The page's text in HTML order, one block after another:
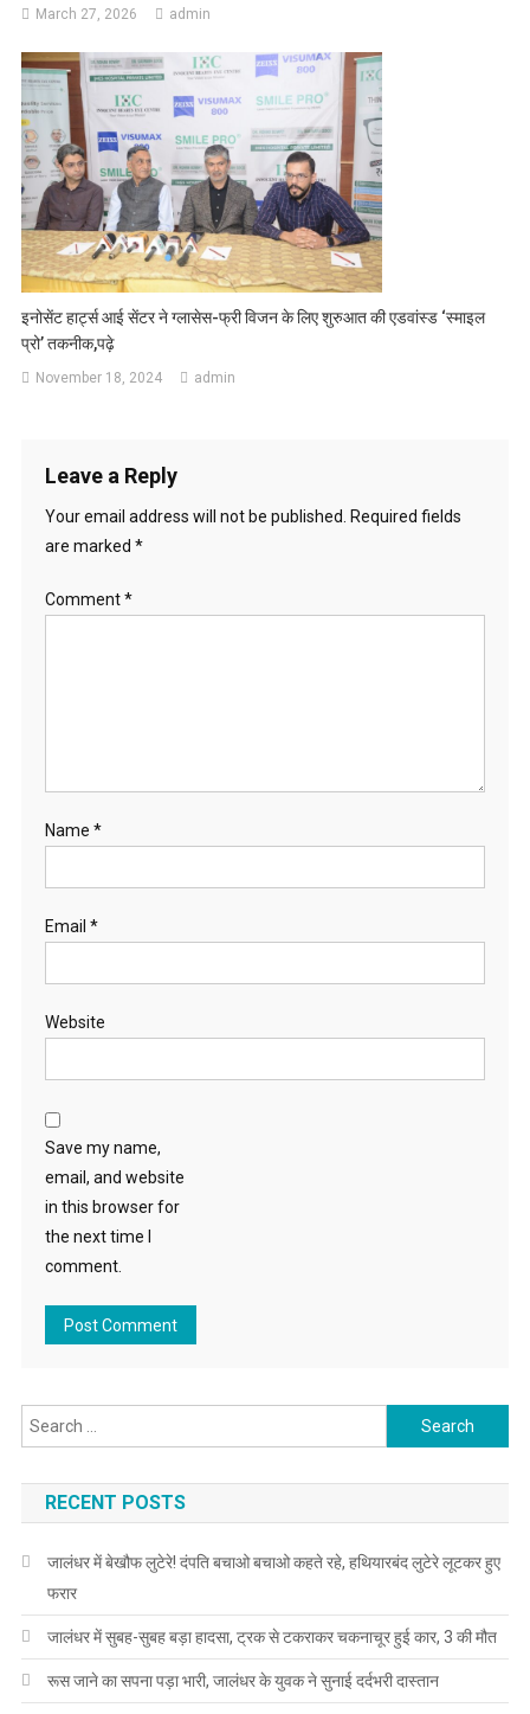
March 27, 2026 admin
इनोसेंट हार्ट्स आई सेंटर ने ग्लासेस-फ्री विजन के लिए शुरुआत की एडवांस्ड ‘स्माइल
प्रो’ तकनीक,पढ़े
November 18, 2024 admin
Leave a Reply
Your email address will not be published. Required fields
are marked *
Comment*
Name *
Email *
Website
Save my name,
email, and website
in this browser for
the next time I
comment.
Search for:
RECENT POSTS
जालंधर में बेखौफ लुटेरे! दंपति बचाओ बचाओ कहते रहे, हथियारबंद लुटेरे लूटकर हुए
फरार
जालंधर में सुबह-सुबह बड़ा हादसा, ट्रक से टकराकर चकनाचूर हुई कार, 3 की मौत
रूस जाने का सपना पड़ा भारी, जालंधर के युवक ने सुनाई दर्दभरी दास्तान